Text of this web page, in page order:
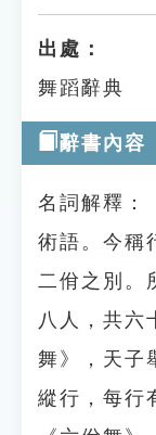
出處：
舞蹈辭典
辭書內容
名詞解釋：
術語。今稱
二佾之別。
八人，共六
舞》，天子
縱行，每行